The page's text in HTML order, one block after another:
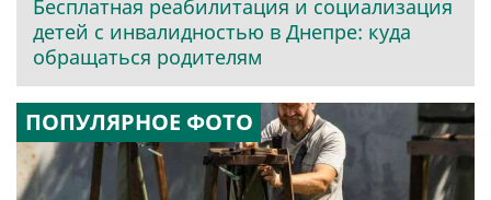
Бесплатная реабилитация и социализация
детей с инвалидностью в Днепре: куда
обращаться родителям
ПОПУЛЯРНОЕ ФОТО